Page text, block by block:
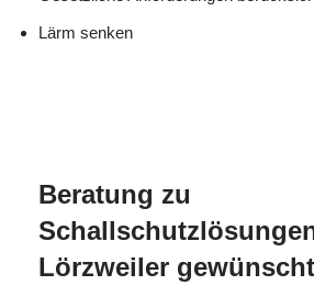
Lärm senken
Beratung zu
Lörzweiler